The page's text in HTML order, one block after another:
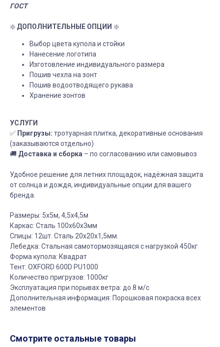
ГОСТ
❇️ ДОПОЛНИТЕЛЬНЫЕ ОПЦИИ ❇️
Выбор цвета купола и стойки
Нанесение логотипа
Изготовление индивидуального размера
Пошив чехла на зонт
Пошив водоотводящего рукава
Хранение зонтов
УСЛУГИ
✅ Пригрузы: тротуарная плитка, декоративные основания
(заказываются отдельно)
🚚 Доставка и сборка – по согласованию или самовывоз
Удобное решение для летних площадок, надёжная защита
от солнца и дождя, индивидуальные опции для вашего
бренда.
Размеры: 5х5м, 4,5х4,5м
Каркас: Сталь 100х60х3мм
Спицы: 12шт. Сталь 20х20х1,5мм.
Лебедка: Стальная самотормозящаяся с нагрузкой 450кг
Форма купола: Квадрат
Тент: OXFORD 600D PU1000
Количество пригрузов: 1000кг
Эксплуатация при порывах ветра: до 8 м/с
Дополнительная информация: Порошковая покраска всех
элементов
Смотрите остальные товары